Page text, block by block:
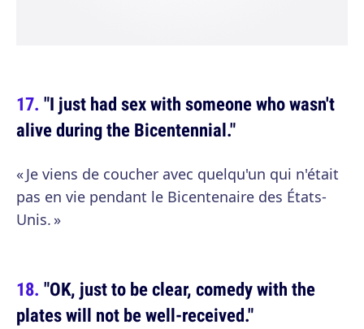
"I just had sex with someone who wasn't
alive during the Bicentennial."
« Je viens de coucher avec quelqu'un qui n'était
pas en vie pendant le Bicentenaire des États-
Unis. »
"OK, just to be clear, comedy with the
plates will not be well-received."